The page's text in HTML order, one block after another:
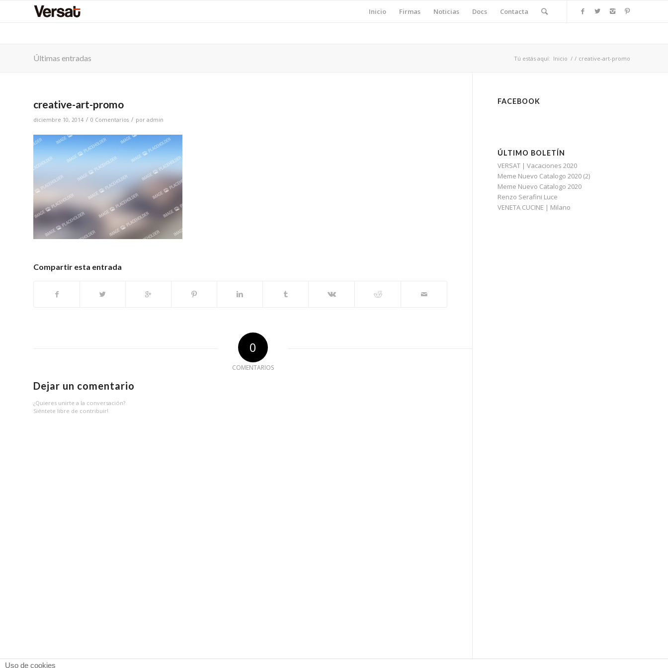
Inicio Firmas Noticias Docs Contacta
Últimas entradas Tú estás aquí: Inicio / / creative-art-promo
creative-art-promo
diciembre 10, 2014 / 0 Comentarios / por admin
Compartir esta entrada
0
COMENTARIOS
Dejar un comentario
¿Quieres unirte a la conversación?
Siéntete libre de contribuir!
FACEBOOK
ÚLTIMO BOLETÍN
VERSAT | Vacaciones 2020
Meme Nuevo Catalogo 2020 (2)
Meme Nuevo Catalogo 2020
Renzo Serafini Luce
VENETA CUCINE | Milano
Uso de cookies